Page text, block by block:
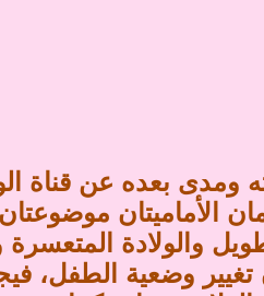
ومدى بعده عن قناة
الأماميتان
والولادة المتعسرة
تغيير وضعية الطفل،